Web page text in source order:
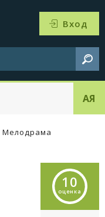
Вход
АЯ
Мелодрама
10
оценка